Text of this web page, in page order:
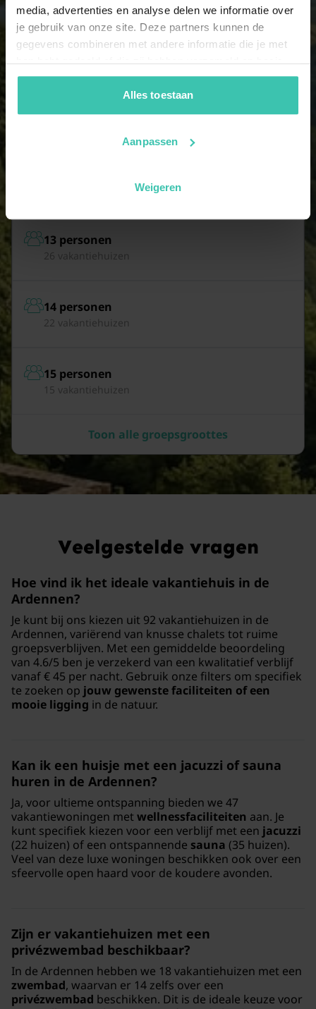
media, advertenties en analyse delen we informatie over
je gebruik van onze site. Deze partners kunnen de
gegevens combineren met andere informatie die je met
hen hebt gedeeld of die zij hebben verzameld op basis
van je gebruik van hun diensten. Zo zorgen we ervoor dat
jouw vakantiezoektocht soepel en op maat verloopt!
Alles toestaan
Aanpassen
Weigeren
10 personen
13 personen
26 vakantiehuizen
14 personen
22 vakantiehuizen
15 personen
15 vakantiehuizen
Toon alle groepsgroottes
Veelgestelde vragen
Hoe vind ik het ideale vakantiehuis in de
Ardennen?
Je kunt bij ons kiezen uit 92 vakantiehuizen in de
Ardennen, variërend van knusse chalets tot ruime
groepsverblijven. Met een gemiddelde beoordeling
van 4.6/5 ben je verzekerd van een kwalitatief verblijf
vanaf € 45 per nacht. Gebruik onze filters om specifiek
te zoeken op jouw gewenste faciliteiten of een
mooie ligging in de natuur.
Kan ik een huisje met een jacuzzi of sauna
huren in de Ardennen?
Ja, voor ultieme ontspanning bieden we 47
vakantiewoningen metwellnessfaciliteiten aan. Je
kunt specifiek kiezen voor een verblijf met een jacuzzi
(22 huizen) of een ontspannende sauna (35 huizen).
Veel van deze luxe woningen beschikken ook over een
sfeervolle open haard voor de koudere avonden.
Zijn er vakantiehuizen met een
privézwembad beschikbaar?
In de Ardennen hebben we 18 vakantiehuizen met een
zwembad, waarvan er 14 zelfs over een
privézwembad beschikken. Dit is de ideale keuze voor